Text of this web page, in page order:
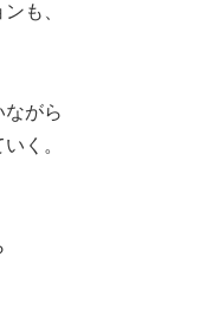
も、
がら
く。